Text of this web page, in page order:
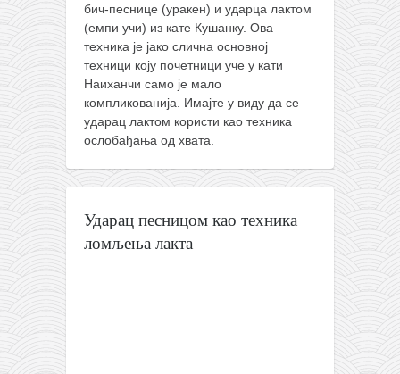
бич-песнице (уракен) и ударца лактом
(емпи учи) из кате Кушанку. Ова
техника је јако слична основној
техници коју почетници уче у кати
Наиханчи само је мало
компликованија. Имајте у виду да се
ударац лактом користи као техника
ослобађања од хвата.
Ударац песницом као техника
ломљења лакта